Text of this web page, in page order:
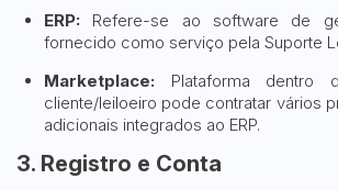
ERP: Refere-se ao software de
fornecido como serviço pela Suporte
Marketplace: Plataforma dentro
cliente/leiloeiro pode contratar vários
adicionais integrados ao ERP.
3. Registro e Conta